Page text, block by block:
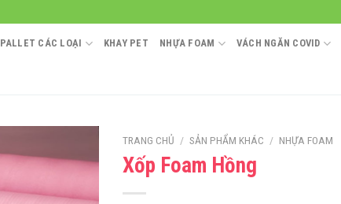
PALLET CÁC LOẠI KHAY PET NHỰA FOAM VÁCH NGĂN COVID
TRANG CHỦ / SẢN PHẨM KHÁC / NHỰA FOAM
Xốp Foam Hồng